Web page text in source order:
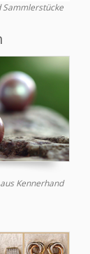
Sammlerstücke
Kennerhand